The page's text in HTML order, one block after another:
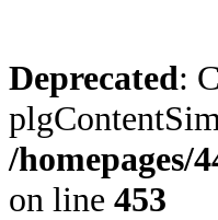
Deprecated:
/homepages/
on line 453